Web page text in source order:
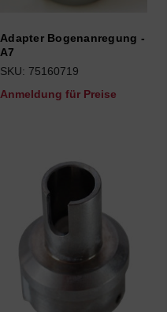
Adapter Bogenanregung -
A7
SKU: 75160719
Anmeldung für Preise